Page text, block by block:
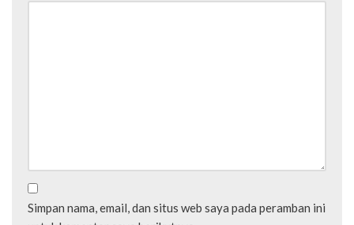
Simpan nama, email, dan situs web saya pada peramban ini